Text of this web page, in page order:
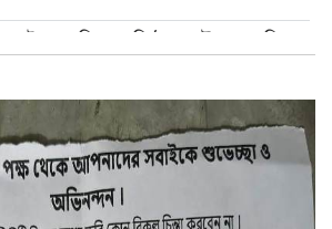
বড়াইগ্রামে শিক্ষা প্রতিষ্ঠানে যৌন হয়রানি
বড়াইগ্রামে জুলাই গণঅভ্যুত্থান দিবস পালিত